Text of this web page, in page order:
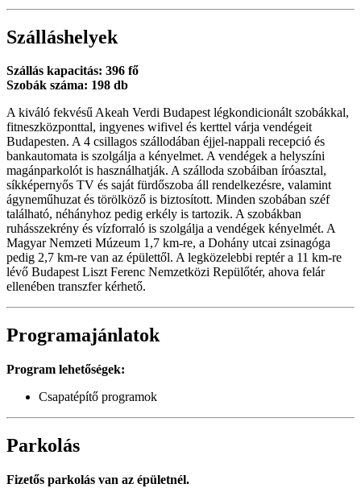
Szálláshelyek
Szállás kapacitás: 396 fő
Szobák száma: 198 db
A kiváló fekvésű Akeah Verdi Budapest légkondicionált szobákkal,
fitneszközponttal, ingyenes wifivel és kerttel várja vendégeit
Budapesten. A 4 csillagos szállodában éjjel-nappali recepció és
bankautomata is szolgálja a kényelmet. A vendégek a helyszíni
magánparkolót is használhatják. A szálloda szobáiban íróasztal,
síkképernyős TV és saját fürdőszoba áll rendelkezésre, valamint
ágyneműhuzat és törölköző is biztosított. Minden szobában széf
található, néhányhoz pedig erkély is tartozik. A szobákban
ruhásszekrény és vízforraló is szolgálja a vendégek kényelmét. A
Magyar Nemzeti Múzeum 1,7 km-re, a Dohány utcai zsinagóga
pedig 2,7 km-re van az épülettől. A legközelebbi reptér a 11 km-re
lévő Budapest Liszt Ferenc Nemzetközi Repülőtér, ahova felár
ellenében transzfer kérhető.
Programajánlatok
Program lehetőségek:
Csapatépítő programok
Parkolás
Fizetős parkolás van az épületnél.